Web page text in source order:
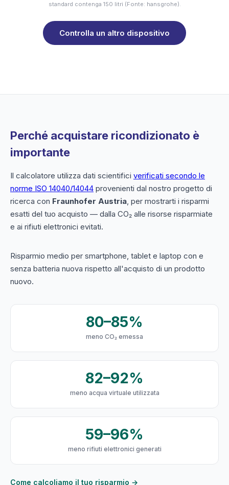
standard contenga 150 litri (Fonte: hansgrohe).
Controlla un altro dispositivo
Perché acquistare ricondizionato è
importante
Il calcolatore utilizza dati scientifici verificati secondo le
norme ISO 14040/14044 provenienti dal nostro progetto di
ricerca con Fraunhofer Austria, per mostrarti i risparmi
esatti del tuo acquisto — dalla CO₂ alle risorse risparmiate
e ai rifiuti elettronici evitati.
Risparmio medio per smartphone, tablet e laptop con e
senza batteria nuova rispetto all'acquisto di un prodotto
nuovo.
80–85%
meno CO₂ emessa
82–92%
meno acqua virtuale utilizzata
59–96%
meno rifiuti elettronici generati
Come calcoliamo il tuo risparmio →